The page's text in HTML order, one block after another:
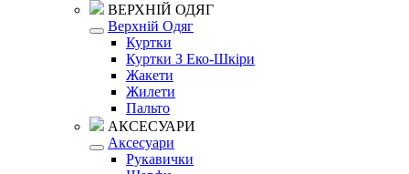
ВЕРХНІЙ ОДЯГ
Верхній Одяг
Куртки
Куртки З Еко-Шкіри
Жакети
Жилети
Пальто
АКСЕСУАРИ
Аксесуари
Рукавички